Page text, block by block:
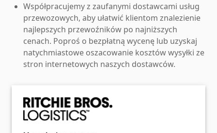
Współpracujemy z zaufanymi dostawcami usług
przewozowych, aby ułatwić klientom znalezienie
najlepszych przewoźników po najniższych
cenach. Poproś o bezpłatną wycenę lub uzyskaj
natychmiastowe oszacowanie kosztów wysyłki ze
stron internetowych naszych dostawców.